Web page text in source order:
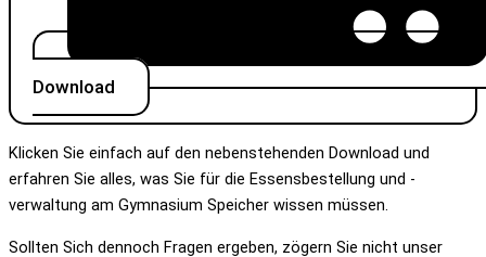
Download
Klicken Sie einfach auf den nebenstehenden Download und
erfahren Sie alles, was Sie für die Essensbestellung und -
verwaltung am Gymnasium Speicher wissen müssen.
Sollten Sich dennoch Fragen ergeben, zögern Sie nicht unser